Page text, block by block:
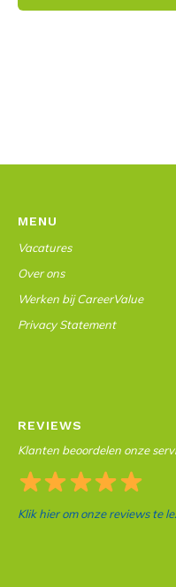
MENU
Vacatures
Over ons
Werken bij CareerValue
Privacy Statement
REVIEWS
Klanten beoordelen onze
Klik hier om onze reviews te